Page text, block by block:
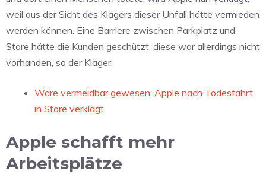
weil aus der Sicht des Klägers dieser Unfall hätte vermieden
werden können. Eine Barriere zwischen Parkplatz und
Store hätte die Kunden geschützt, diese war allerdings nicht
vorhanden, so der Kläger.
Wäre vermeidbar gewesen: Apple nach Todesfahrt
in Store verklagt
Apple schafft mehr
Arbeitsplätze